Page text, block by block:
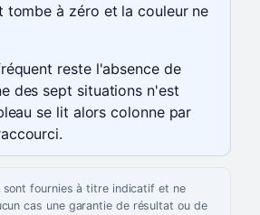
tombe à zéro et la couleur ne
reste l'absence de
des sept situations n'est
se lit alors colonne par
sont fournies à titre indicatif et ne
cas une garantie de résultat ou de